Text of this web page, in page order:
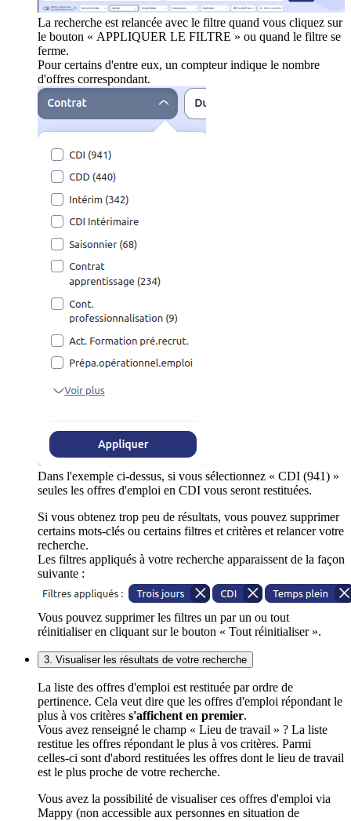
La recherche est relancée avec le filtre quand vous cliquez sur
le bouton « APPLIQUER LE FILTRE » ou quand le filtre se
ferme.
Pour certains d'entre eux, un compteur indique le nombre
d'offres correspondant.
Dans l'exemple ci-dessus, si vous sélectionnez « CDI (941) »
seules les offres d'emploi en CDI vous seront restituées.
Si vous obtenez trop peu de résultats, vous pouvez supprimer
certains mots-clés ou certains filtres et critères et relancer votre
recherche.
Les filtres appliqués à votre recherche apparaissent de la façon
suivante :
Vous pouvez supprimer les filtres un par un ou tout
réinitialiser en cliquant sur le bouton « Tout réinitialiser ».
3. Visualiser les résultats de votre recherche
La liste des offres d'emploi est restituée par ordre de
pertinence. Cela veut dire que les offres d'emploi répondant le
plus à vos critères s'affichent en premier.
Vous avez renseigné le champ « Lieu de travail » ? La liste
restitue les offres répondant le plus à vos critères. Parmi
celles-ci sont d'abord restituées les offres dont le lieu de travail
est le plus proche de votre recherche.
Vous avez la possibilité de visualiser ces offres d'emploi via
Mappy (non accessible aux personnes en situation de